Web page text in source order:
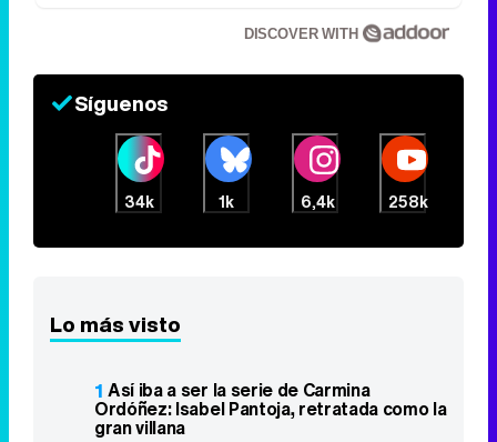
DISCOVER WITH
Síguenos
34k 1k 6,4k 258k
Lo más visto
1 Así iba a ser la serie de Carmina
Ordóñez: Isabel Pantoja, retratada como la
gran villana